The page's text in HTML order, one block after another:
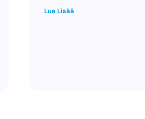
Lue Lisää